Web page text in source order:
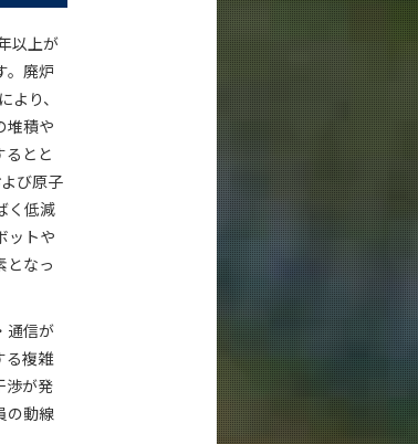
以上が
。廃炉
り、
堆積や
るとと
び原子
く低減
ットや
となっ
通信が
る複雑
渉が発
の動線